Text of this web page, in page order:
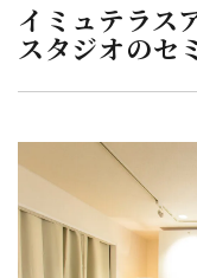
イミュテラス
スタジオのセ